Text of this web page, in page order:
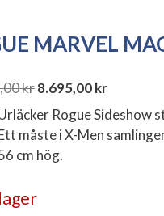
MARVEL
kr
kr.
8.695,00kr
kr.
Rogue Sideshow
måste i X-Men
cm hög.